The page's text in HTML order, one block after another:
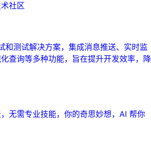
社区
和测试解决方案，集成消息推送、实时监
查询等多种功能，旨在提升开发效率，降
无需专业技能，你的奇思妙想，AI 帮你